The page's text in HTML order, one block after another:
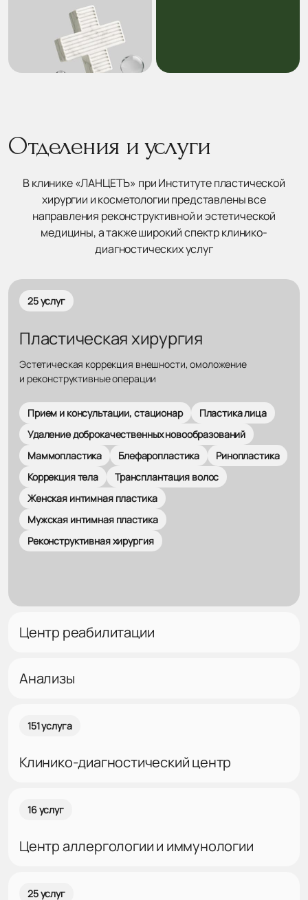
Отделения и услуги
В клинике «ЛАНЦЕТЪ» при Институте пластической
хирургии и косметологии представлены все
направления реконструктивной и эстетической
медицины, а также широкий спектр клинико-
диагностических услуг
25 услуг
Пластическая хирургия
Эстетическая коррекция внешности, омоложение
и реконструктивные операции
Прием и консультации, стационар
Пластика лица
Удаление доброкачественных новообразований
Маммопластика
Блефаропластика
Ринопластика
Коррекция тела
Трансплантация волос
Женская интимная пластика
Мужская интимная пластика
Реконструктивная хирургия
Центр реабилитации
Анализы
151 услуга
Клинико-диагностический центр
16 услуг
Центр аллергологии и иммунологии
25 услуг